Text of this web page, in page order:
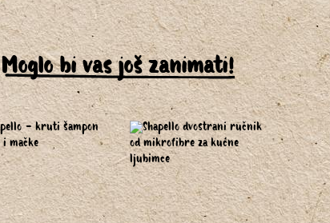
Moglo bi vas još zanimati!